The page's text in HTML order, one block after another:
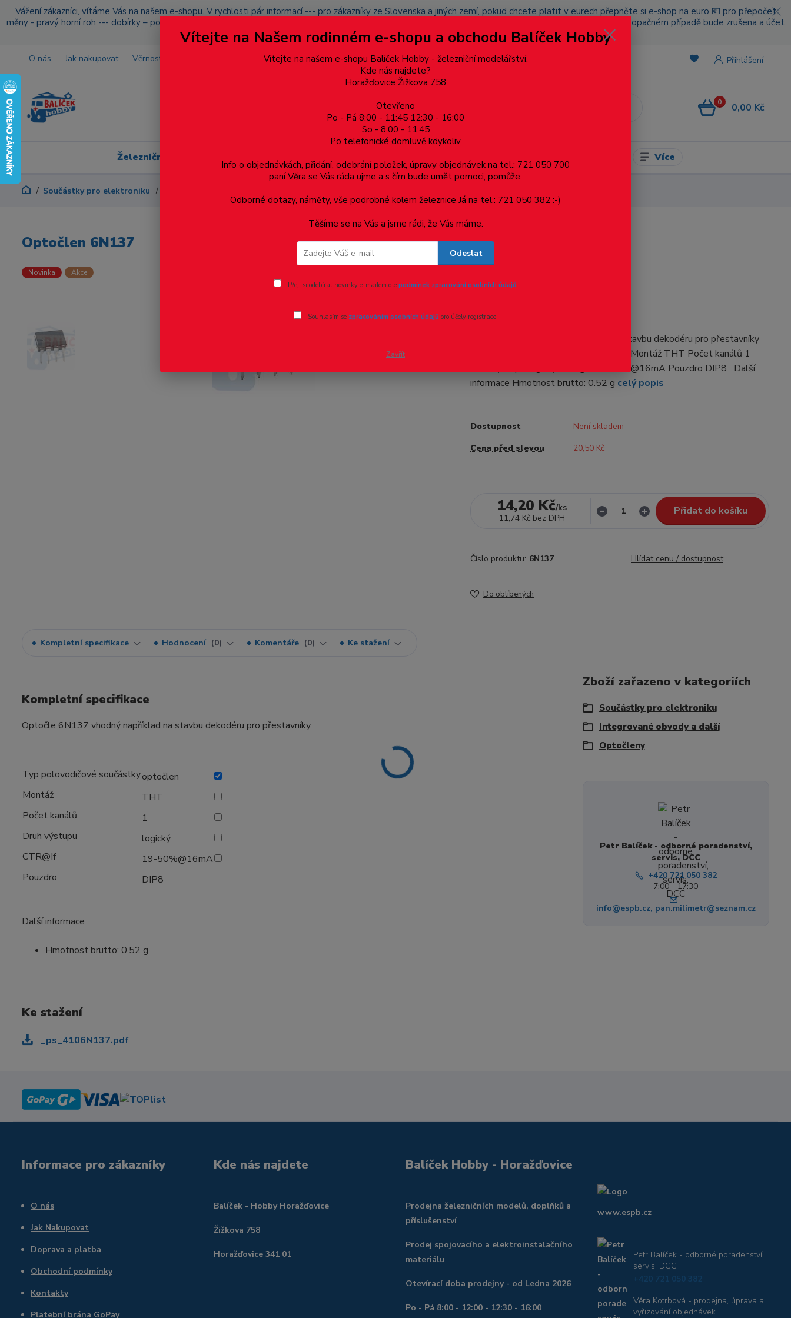
Vážení zákazníci, vítáme Vás na našem e-shopu. V rychlosti pár informací --- pro zákazníky ze Slovenska a jiných zemí, pokud chcete platit v eurech přepněte si e-shop na euro 💶 pro přepočet
měny - pravý horní roh --- dobírky – pokud si z nějakého důvodu zásilku nevyzvednete, bude po domluvě zaslána znovu s opětovnou platbou za poštovné, v opačném případě bude zrušena a účet
přidán na blacklist a rušeny následující objednávky.
O nás Jak nakupovat Věrnostní program Doprava a platba Více Přihlášení
0 0,00 Kč
Železniční modelářství Dárkové poukazy, upomínkové předměty Více
Součástky pro elektroniku
Optočlen 6N137
Novinka Akce
- 31 %
Optočle 6N137 vhodný například na stavbu dekodéru pro přestavníky
Typ polovodičové součástky optočlen Montáž THT Počet kanálů 1
Druh výstupu logický CTR@If 19-50%@16mA Pouzdro DIP8 Další
informace Hmotnost brutto: 0.52 g celý popis
Dostupnost
Není skladem
Cena před slevou
20,50 Kč
14,20 Kč/ks
11,74 Kč bez DPH
Přidat do košíku
Číslo produktu: 6N137 Hlídat cenu / dostupnost
Do oblíbených
Kompletní specifikace Hodnocení 0 Komentáře 0 Ke stažení
Kompletní specifikace
Optočle 6N137 vhodný například na stavbu dekodéru pro přestavníky
Typ polovodičové součástkyoptočlen
Montáž
THT
Počet kanálů
1
Druh výstupu
logický
CTR@If
19-50%@16mA
Pouzdro
DIP8
Další informace
Hmotnost brutto: 0.52 g
Zboží zařazeno v kategoriích
Součástky pro elektroniku
Integrované obvody a další
Optočleny
Petr Balíček - odborné poradenství,
servis, DCC
+420 721 050 382
7:00 - 17:30
info@espb.cz, pan.milimetr@seznam.cz
Ke stažení
_ps_4106N137.pdf
Informace pro zákazníky
O nás
Jak Nakupovat
Doprava a platba
Obchodní podmínky
Kontakty
Platební brána GoPay
Kde nás najdete
Balíček - Hobby Horažďovice
Žižkova 758
Horažďovice 341 01
Balíček Hobby - Horažďovice
Prodejna železničních modelů, doplňků a
příslušenství
Prodej spojovacího a elektroinstalačního
materiálu
Otevírací doba prodejny - od Ledna 2026
Po - Pá 8:00 - 12:00 - 12:30 - 16:00
www.espb.cz
Petr Balíček - odborné poradenství,
servis, DCC
+420 721 050 382
Věra Kotrbová - prodejna, úprava a
vyřizování objednávek
Vítejte na Našem rodinném e-shopu a obchodu Balíček Hobby
Vítejte na našem e-shopu Balíček Hobby - železniční modelářství.
Kde nás najdete?
Horažďovice Žižkova 758
Otevřeno
Po - Pá 8:00 - 11:45 12:30 - 16:00
So - 8:00 - 11:45
Po telefonické domluvě kdykoliv
Info o objednávkách, přidání, odebrání položek, úpravy objednávek na tel.: 721 050 700
paní Věra se Vás ráda ujme a s čím bude umět pomoci, pomůže.
Odborné dotazy, náměty, vše podrobné kolem železnice Já na tel.: 721 050 382 :-)
Těšíme se na Vás a jsme rádi, že Vás máme.
Odeslat
Přeji si odebírat novinky e-mailem dle podmínek zpracování osobních údajů.
Souhlasím se zpracováním osobních údajůpro účely registrace.
Zavřít